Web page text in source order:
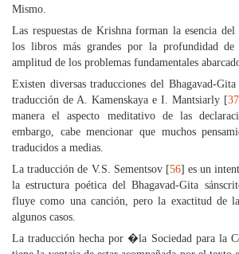
Mismo.
Las respuestas de Krishna forman la esencia
los libros más grandes por la profundidad
amplitud de los problemas fundamentales
Existen diversas traducciones del Bhagavad-
traducción de A. Kamenskaya e I. Mantsiarly [37
manera el aspecto meditativo de las
embargo, cabe mencionar que muchos
traducidos a medias.
La traducción de V.S. Sementsov [56] es un
la estructura poética del Bhagavad-Gita
fluye como una canción, pero la exactitud de
algunos casos.
La traducción hecha por �la Sociedad para la